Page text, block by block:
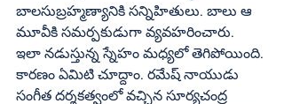
బాలసుబ్రహ్మణ్యానికి సన్నిహితులు. బాలు ఆ
మూవీకి సమర్పకుడుగా వ్యవహరించారు.
ఇలా నడుస్తున్న స్నేహం మధ్యలో తెగిపోయింది.
కారణం ఏమిటి చూద్దాం. రమేష్‌ నాయుడు
సంగీత దర్శకత్వంలో వచ్చిన సూర్యచంద్ర